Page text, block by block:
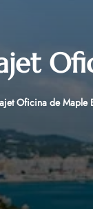
Oficina de Maple